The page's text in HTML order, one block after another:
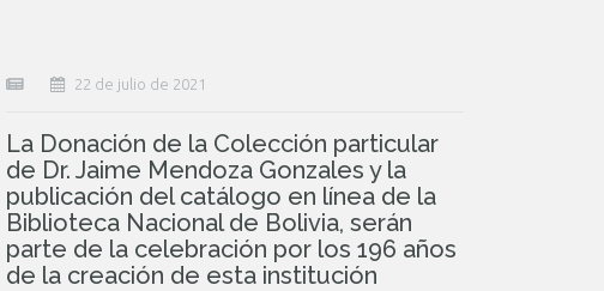
22 de julio de 2021
La Donación de la Colección particular
de Dr. Jaime Mendoza Gonzales y la
publicación del catálogo en línea de la
Biblioteca Nacional de Bolivia, serán
parte de la celebración por los 196 años
de la creación de esta institución